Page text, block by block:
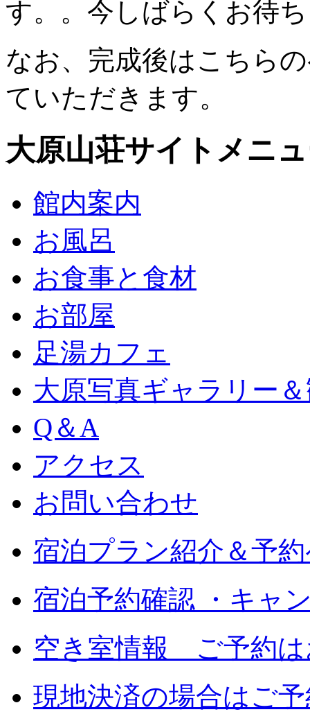
す。。今しばらくお待
なお、完成後はこちら
ていただきます。
大原山荘サイトメニ
館内案内
お風呂
お食事と食材
お部屋
足湯カフェ
大原写真ギャラリー
Q＆A
アクセス
お問い合わせ
宿泊プラン紹介＆予
宿泊予約確認 ・キャ
空き室情報 ご予約は
現地決済の場合はご